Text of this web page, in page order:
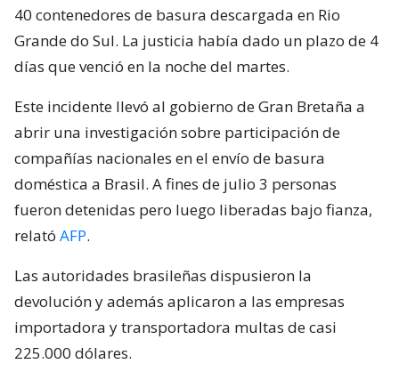
40 contenedores de basura descargada en Rio
Grande do Sul. La justicia había dado un plazo de 4
días que venció en la noche del martes.
Este incidente llevó al gobierno de Gran Bretaña a
abrir una investigación sobre participación de
compañías nacionales en el envío de basura
doméstica a Brasil. A fines de julio 3 personas
fueron detenidas pero luego liberadas bajo fianza,
relató AFP.
Las autoridades brasileñas dispusieron la
devolución y además aplicaron a las empresas
importadora y transportadora multas de casi
225.000 dólares.